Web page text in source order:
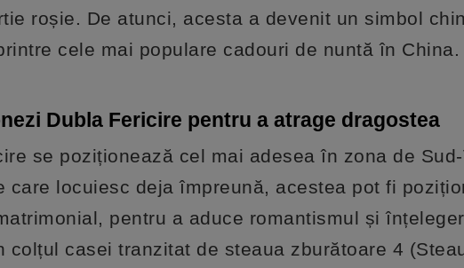
roșie. De atunci, acesta a devenit un simbol
cele mai populare cadouri de nuntă în China.
Dubla Fericire pentru a atrage dragostea
se poziționează cel mai adesea în zona de
care locuiesc deja împreună, acestea pot fi
pentru a aduce romantismul și
colțul casei tranzitat de steaua zburătoare 4